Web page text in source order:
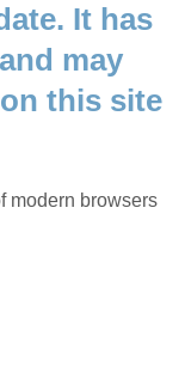
It has
may
this site
modern browsers